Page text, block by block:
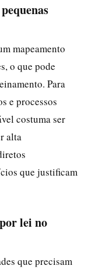
mapeamento
o que pode
Para
e processos
costuma ser
alta
que justificam
lei no
que precisam